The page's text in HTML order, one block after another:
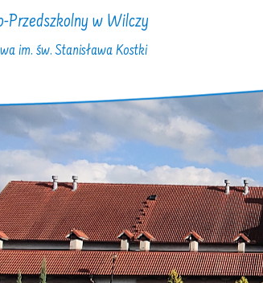
Przedszkolny w Wilczy
im. św. Stanisława Kostki